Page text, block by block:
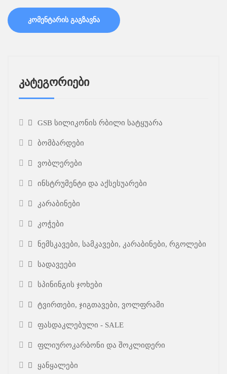
კატეგორიები
GSB სილიკონის რბილი სატყუარა
ბომბარდები
ვობლერები
ინსტრუმენტი და აქსესუარები
კარაბინები
კოჭები
ნემსკავები, სამკავები, კარაბინები, რგოლები
სადავეები
სპინინგის ჯოხები
ტვირთები, ჯიგთავები, ვოლფრამი
ფასდაკლებული - SALE
ფლიუროკარბონი და შოკლიდერი
ყანყალები